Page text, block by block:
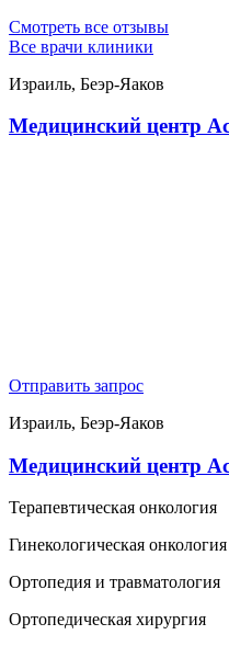
Смотреть все отзывы
Все врачи клиники
Израиль, Беэр-Яаков
Медицинский центр
Отправить запрос
Израиль, Беэр-Яаков
Медицинский центр
Терапевтическая онкология
Гинекологическая онкология
Ортопедия и травматология
Ортопедическая хирургия